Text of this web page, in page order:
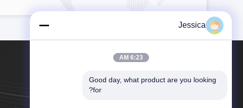
Jessica
6:23 AM
Good day, what product are you looking
for?